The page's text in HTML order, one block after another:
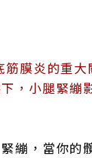
膜炎的重
，小腿緊繃
繃，當你